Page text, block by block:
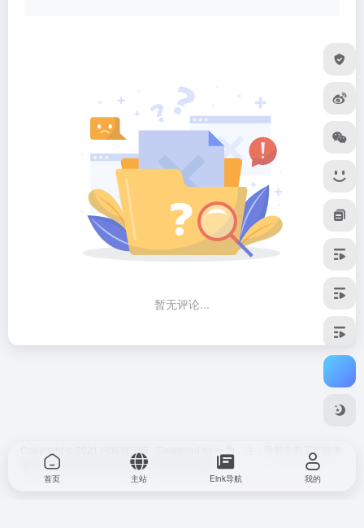
暂无评论...
Hi科技玩家
注：导航中购买可能带
邀请，不影响原服务与价格，介意可自行去除。
首页 主站 Eink导航 我的